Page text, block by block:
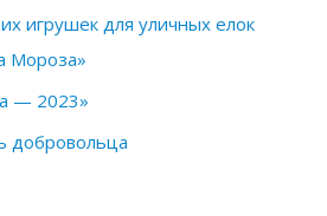
игрушек для уличных елок
Мороза»
— 2023»
добровольца